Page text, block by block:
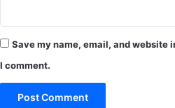
Save my name, email, and website
I comment.